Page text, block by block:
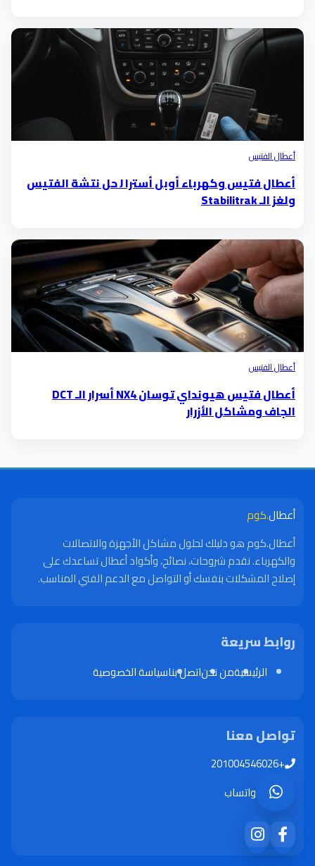
أعطال الفتيس
أعطال فتيس وكهرباء أوبل أسترا J حل نتشة الفتيس
ولغز الـ Stabilitrak
أعطال الفتيس
أعطال فتيس هيونداي توسان NX4 أسرار الـ DCT
الجاف ومشاكل الأزرار
أعطال.كوم
أعطال.كوم هو دليلك لحلول مشاكل الأجهزة والاتصالات
والكهرباء. نقدم شروحات، نصائح، وأكواد أعطال تساعدك على
إصلاح المشكلات بنفسك أو التواصل مع الدعم الفني المناسب.
روابط سريعة
الرئيسيةمن نحناتصل بناسياسة الخصوصية
تواصل معنا
+201004546026
واتساب